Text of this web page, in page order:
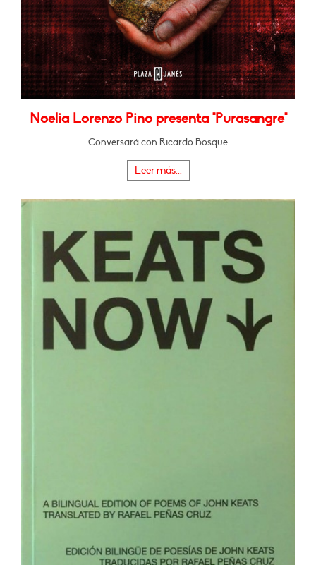
Noelia Lorenzo Pino presenta "Purasangre"
Conversará con Ricardo Bosque
Leer más...